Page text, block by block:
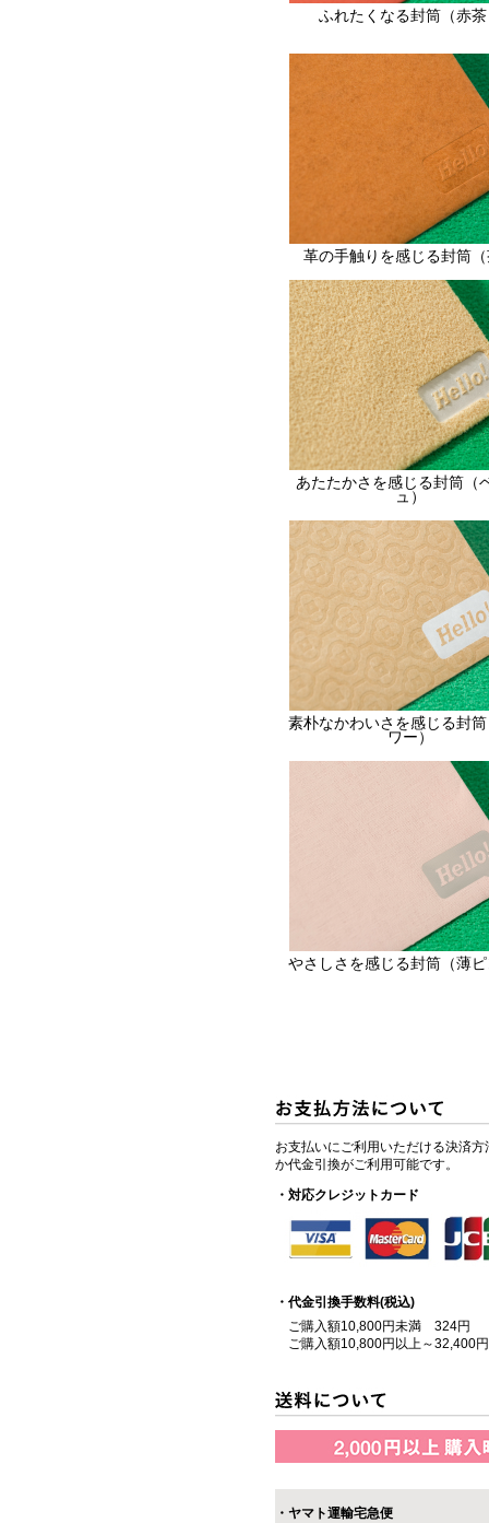
ふれたくなる封筒（赤
革の手触りを感じる封筒
あたたかさを感じる封筒（
ュ）
素朴なかわいさを感じる封
ワー）
やさしさを感じる封筒（薄
お支払いにご利用いただける決済
か代金引換がご利用可能です。
・対応クレジットカード
・代金引換手数料(税込)
ご購入額10,800円未満 324円
ご購入額10,800円以上～32,400
・ヤマト運輸宅急便